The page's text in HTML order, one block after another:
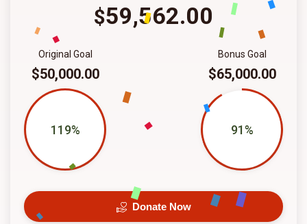
$59,562.00
Bonus Goal
$65,000.00
91%
Original Goal
$50,000.00
119%
Donate Now